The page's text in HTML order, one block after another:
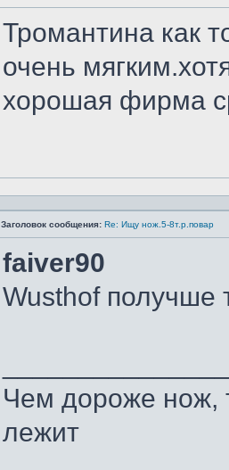
Тромантина как
очень
хорошая фирма
Заголовок сообщения: Re: Ищу нож.5-8т.р.повар
faiver90
Wusthof получше
Чем дороже нож,
лежит